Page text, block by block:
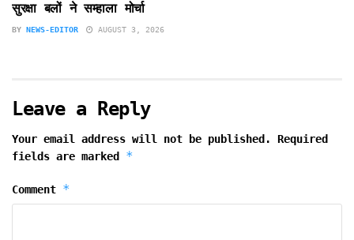
सुरक्षा बलों ने सम्हाला मोर्चा
BY NEWS-EDITOR AUGUST 3, 2026
Leave a Reply
Your email address will not be published.
Required
fields are marked *
Comment *